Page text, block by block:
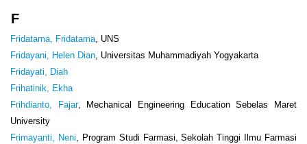
F
Fridatama, Fridatama, UNS
Fridayani, Helen Dian, Universitas Muhammadiyah Yogyakarta
Fridayati, Diah
Frihatinik, Ekha
Frihdianto, Fajar, Mechanical Engineering Education Sebelas Maret
University
Frimayanti, Neni, Program Studi Farmasi, Sekolah Tinggi Ilmu Farmasi